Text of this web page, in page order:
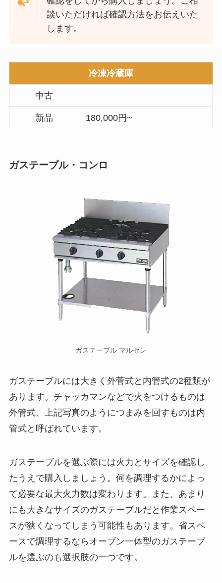
談いただければ確認方法をお伝えいた
します。
冷凍冷蔵庫
中古
新品 180,000円~
ガステーブル・コンロ
ガステーブル マルゼン
ガステーブルには大きく外菅式と内管式の2種類が
あります。チャッカマンなどで火をつけるものは
外管式、上記写真のようにつまみを回すものは内
管式と呼ばれています。
ガステーブルを選ぶ際には火力とサイズを確認し
たうえで購入しましょう。何を調理するかによっ
て必要な最大火力数は変わります。また、あまり
にも大きなサイズのガステーブルだと作業スペー
スが狭くなってしまう可能性もあります。省スペ
ースで調理するならオーブン一体型のガステーブ
ルを選ぶのも選択肢の一つです。